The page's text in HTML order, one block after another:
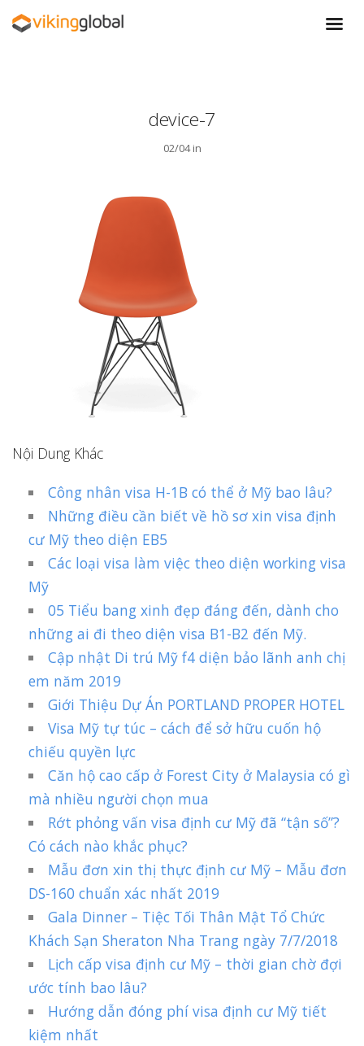
device-7
02/04 in
Nội Dung Khác
Công nhân visa H-1B có thể ở Mỹ bao lâu?
Những điều cần biết về hồ sơ xin visa định
cư Mỹ theo diện EB5
Các loại visa làm việc theo diện working visa
Mỹ
05 Tiểu bang xinh đẹp đáng đến, dành cho
những ai đi theo diện visa B1-B2 đến Mỹ.
Cập nhật Di trú Mỹ f4 diện bảo lãnh anh chị
em năm 2019
Giới Thiệu Dự Án PORTLAND PROPER HOTEL
Visa Mỹ tự túc – cách để sở hữu cuốn hộ
chiếu quyền lực
Căn hộ cao cấp ở Forest City ở Malaysia có gì
mà nhiều người chọn mua
Rớt phỏng vấn visa định cư Mỹ đã “tận số”?
Có cách nào khắc phục?
Mẫu đơn xin thị thực định cư Mỹ – Mẫu đơn
DS-160 chuẩn xác nhất 2019
Gala Dinner – Tiệc Tối Thân Mật Tổ Chức
Khách Sạn Sheraton Nha Trang ngày 7/7/2018
Lịch cấp visa định cư Mỹ – thời gian chờ đợi
ước tính bao lâu?
Hướng dẫn đóng phí visa định cư Mỹ tiết
kiệm nhất